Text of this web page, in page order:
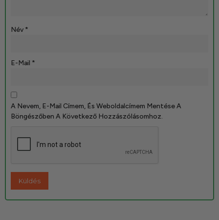
Név *
E-Mail *
A Nevem, E-Mail Címem, És Weboldalcímem Mentése A
Böngészőben A Következő Hozzászólásomhoz.